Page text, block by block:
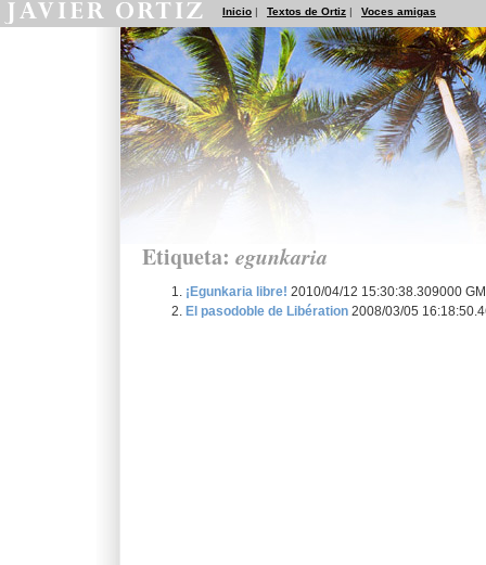
Inicio | Textos de Ortiz | Voces amigas
Etiqueta: egunkaria
¡Egunkaria libre! 2010/04/12 15:30:38.309000
El pasodoble de Libération 2008/03/05